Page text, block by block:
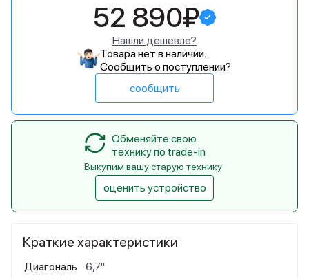
Краткие характеристики
Диагональ
6,7"
52 890₽
Нашли дешевле?
Товара нет в наличии.
Сообщить о поступлении?
сообщить
Обменяйте свою
технику по trade-in
Выкупим вашу старую технику
оценить устройство